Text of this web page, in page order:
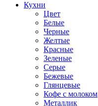
Кухни
Цвет
Белые
Черные
Желтые
Красные
Зеленые
Серые
Бежевые
Глянцевые
Кофе с молоком
Металлик